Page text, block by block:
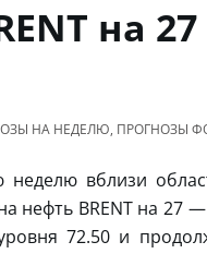
на
НА НЕДЕЛЮ, ПРОГНОЗЫ
вблизи
нефть BRENT на 27 —
72.50 и